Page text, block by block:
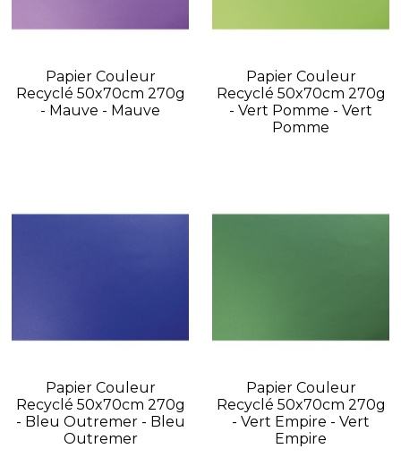
Papier Couleur
Recyclé 50x70cm 270g
- Mauve - Mauve
Papier Couleur
Recyclé 50x70cm 270g
- Vert Pomme - Vert
Pomme
Papier Couleur
Recyclé 50x70cm 270g
- Bleu Outremer - Bleu
Outremer
Papier Couleur
Recyclé 50x70cm 270g
- Vert Empire - Vert
Empire